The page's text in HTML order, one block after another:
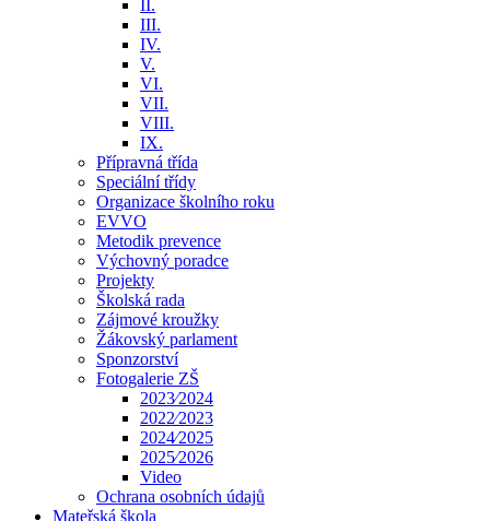
II.
III.
IV.
V.
VI.
VII.
VIII.
IX.
Přípravná třída
Speciální třídy
Organizace školního roku
EVVO
Metodik prevence
Výchovný poradce
Projekty
Školská rada
Zájmové kroužky
Žákovský parlament
Sponzorství
Fotogalerie ZŠ
2023⁄2024
2022⁄2023
2024⁄2025
2025⁄2026
Video
Ochrana osobních údajů
Mateřská škola